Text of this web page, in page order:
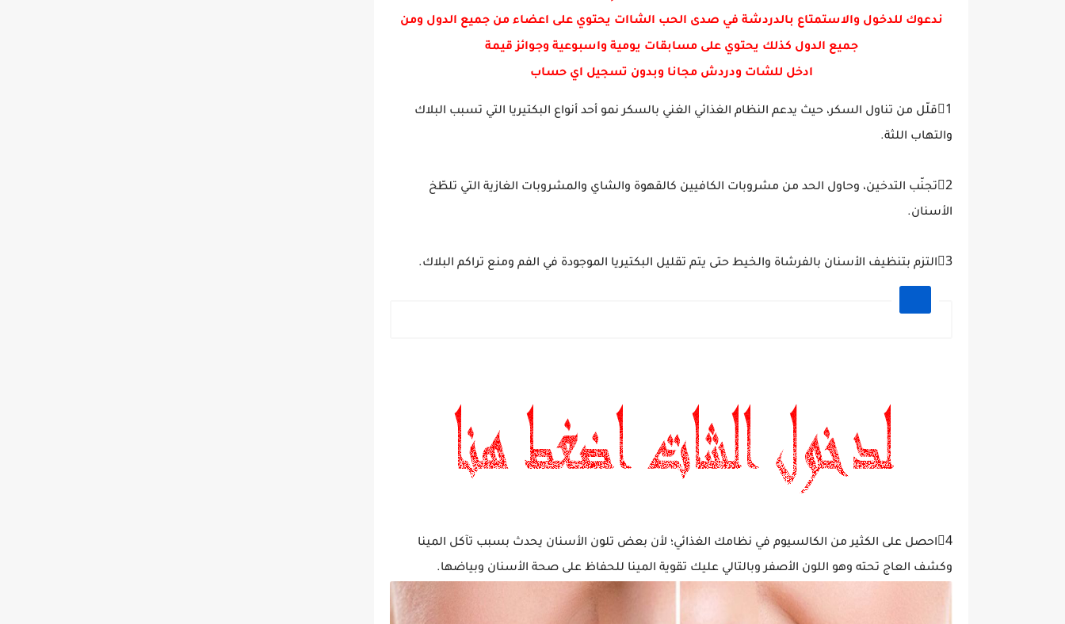
ندعوك للدخول والاستمتاع بالدردشة في صدى الحب الشاات يحتوي على اعضاء من جميع الدول ومن
جميع الدول كذلك يحتوي على مسابقات يومية واسبوعية وجوائز قيمة
ادخل للشات ودردش مجانا وبدون تسجيل اي حساب
1⃣قلّل من تناول السكر، حيث يدعم النظام الغذائي الغني بالسكر نمو أحد أنواع البكتيريا التي تسبب البلاك
والتهاب اللثة.
2⃣تجنّب التدخين، وحاول الحد من مشروبات الكافيين كالقهوة والشاي والمشروبات الغازية التي تلطّخ
الأسنان.
3⃣التزم بتنظيف الأسنان بالفرشاة والخيط حتى يتم تقليل البكتيريا الموجودة في الفم ومنع تراكم البلاك.
4⃣احصل على الكثير من الكالسيوم في نظامك الغذائي؛ لأن بعض تلون الأسنان يحدث بسبب تآكل المينا
وكشف العاج تحته وهو اللون الأصفر وبالتالي عليك تقوية المينا للحفاظ على صحة الأسنان وبياضها.